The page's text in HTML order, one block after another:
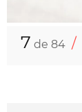
7 de 84 /